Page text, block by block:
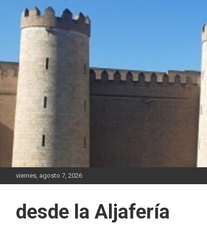
contenido
viernes, agosto 7, 2026
desde la Aljafería